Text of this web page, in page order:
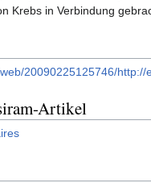
Krebs in Verbindung
20090225125746/
Artikel